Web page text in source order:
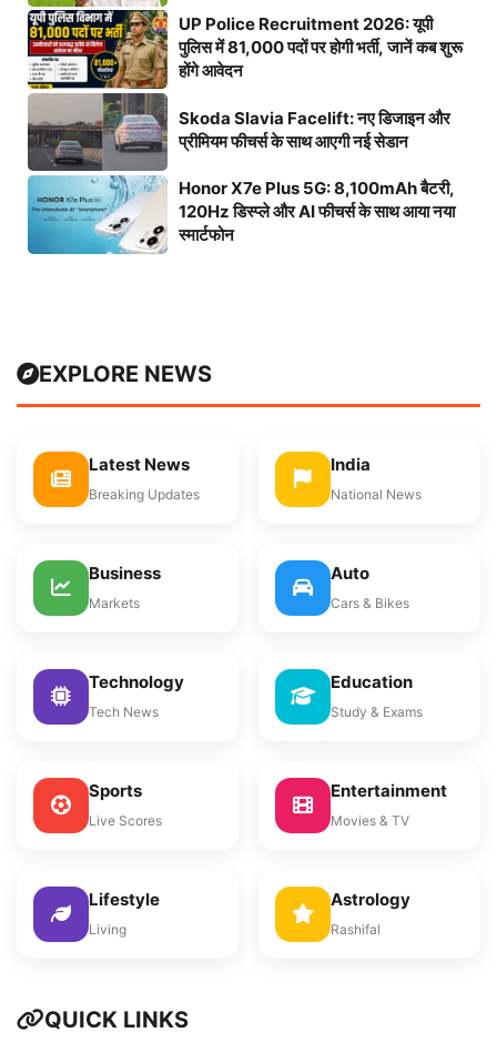
UP Police Recruitment 2026: यूपी
पुलिस में 81,000 पदों पर होगी भर्ती, जानें कब शुरू
होंगे आवेदन
Skoda Slavia Facelift: नए डिजाइन और
प्रीमियम फीचर्स के साथ आएगी नई सेडान
Honor X7e Plus 5G: 8,100mAh बैटरी,
120Hz डिस्प्ले और AI फीचर्स के साथ आया नया
स्मार्टफोन
EXPLORE NEWS
Latest News
Breaking Updates
India
National News
Business
Markets
Auto
Cars & Bikes
Technology
Tech News
Education
Study & Exams
Sports
Live Scores
Entertainment
Movies & TV
Lifestyle
Living
Astrology
Rashifal
QUICK LINKS